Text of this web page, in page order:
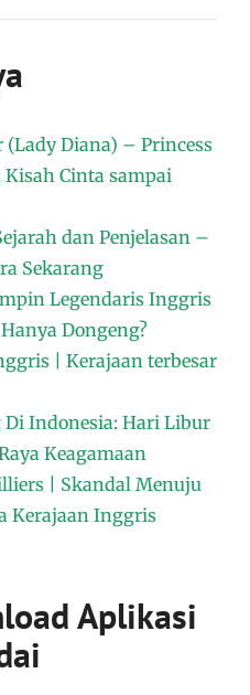
(Lady Diana) – Princess
Cinta sampai
dan Penjelasan –
Sekarang
Legendaris Inggris
Dongeng?
| Kerajaan terbesar
Indonesia: Hari Libur
Keagamaan
| Skandal Menuju
Kerajaan Inggris
Aplikasi